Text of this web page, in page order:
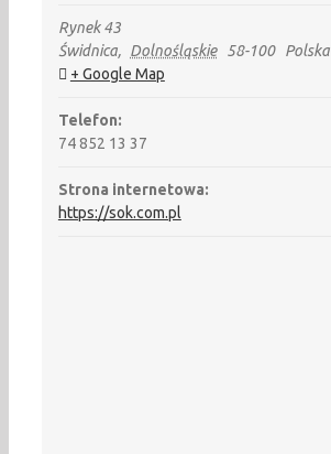
Rynek 43
Świdnica, Dolnośląskie 58-100
Polska
+ Google Map
Telefon:
74 852 13 37
Strona internetowa:
https://sok.com.pl